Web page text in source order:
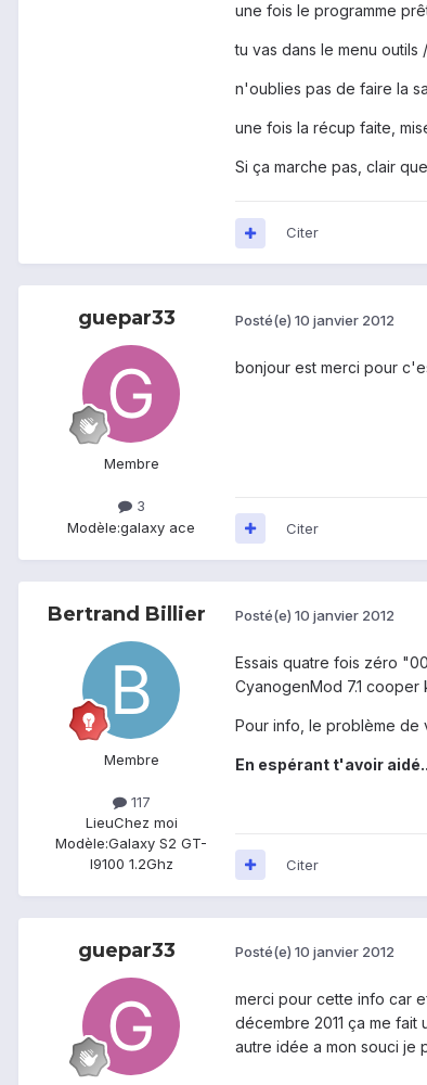
une fois le programme
tu vas dans le menu
n'oublies pas de faire la
une fois la récup faite,
Si ça marche pas, clair
Citer
guepar33
Membre
3
Modèle:galaxy ace
Posté(e) 10 janvier 2012
bonjour est merci pour
Citer
Bertrand Billier
Membre
117
LieuChez moi
Modèle:Galaxy S2 GT-
I9100 1.2Ghz
Posté(e) 10 janvier 2012
Essais quatre fois zéro
CyanogenMod 7.1
Pour info, le problème de
En espérant t'avoir
Citer
guepar33 Posté(e) 10 janvier 2012
merci pour cette info car
décembre 2011 ça me
autre idée a mon souci je